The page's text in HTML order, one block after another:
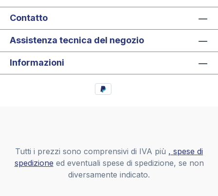
Cod.art. 812, 820, 830, 848 per 110
monete) Nr. 709-5 Album Coin-Combi
senza fogli
Contatto
Assistenza tecnica del negozio
Informazioni
Tutti i prezzi sono comprensivi di IVA più , spese di
spedizione ed eventuali spese di spedizione, se non
diversamente indicato.